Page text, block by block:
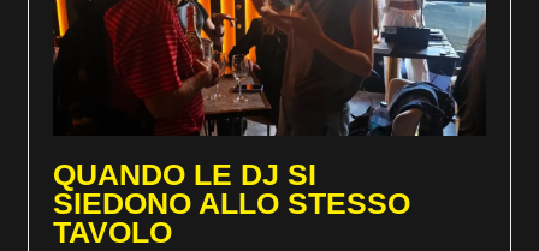
QUANDO LE DJ SI
SIEDONO ALLO STESSO
TAVOLO